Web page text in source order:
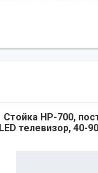
Стойка HP-700,
LED телевизор, 40-